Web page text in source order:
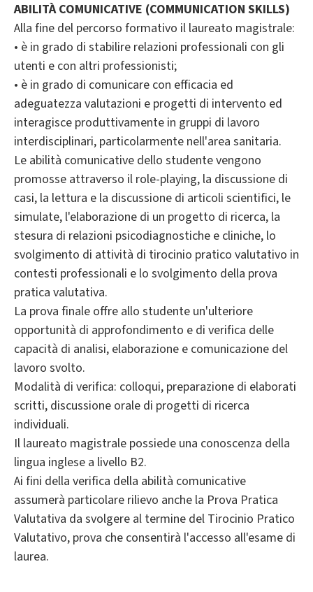
ABILITÀ COMUNICATIVE (COMMUNICATION SKILLS)
Alla fine del percorso formativo il laureato magistrale:
• è in grado di stabilire relazioni professionali con gli
utenti e con altri professionisti;
• è in grado di comunicare con efficacia ed
adeguatezza valutazioni e progetti di intervento ed
interagisce produttivamente in gruppi di lavoro
interdisciplinari, particolarmente nell'area sanitaria.
Le abilità comunicative dello studente vengono
promosse attraverso il role-playing, la discussione di
casi, la lettura e la discussione di articoli scientifici, le
simulate, l'elaborazione di un progetto di ricerca, la
stesura di relazioni psicodiagnostiche e cliniche, lo
svolgimento di attività di tirocinio pratico valutativo in
contesti professionali e lo svolgimento della prova
pratica valutativa.
La prova finale offre allo studente un'ulteriore
opportunità di approfondimento e di verifica delle
capacità di analisi, elaborazione e comunicazione del
lavoro svolto.
Modalità di verifica: colloqui, preparazione di elaborati
scritti, discussione orale di progetti di ricerca
individuali.
Il laureato magistrale possiede una conoscenza della
lingua inglese a livello B2.
Ai fini della verifica della abilità comunicative
assumerà particolare rilievo anche la Prova Pratica
Valutativa da svolgere al termine del Tirocinio Pratico
Valutativo, prova che consentirà l'accesso all'esame di
laurea.